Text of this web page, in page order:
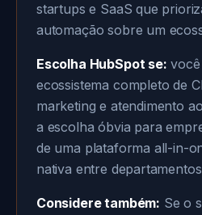
startups e SaaS que
automação sobre um
Escolha HubSpot se:
ecossistema completo de
marketing e atendimento
a escolha óbvia para
de uma plataforma all-in-
nativa entre
Considere também: Se o